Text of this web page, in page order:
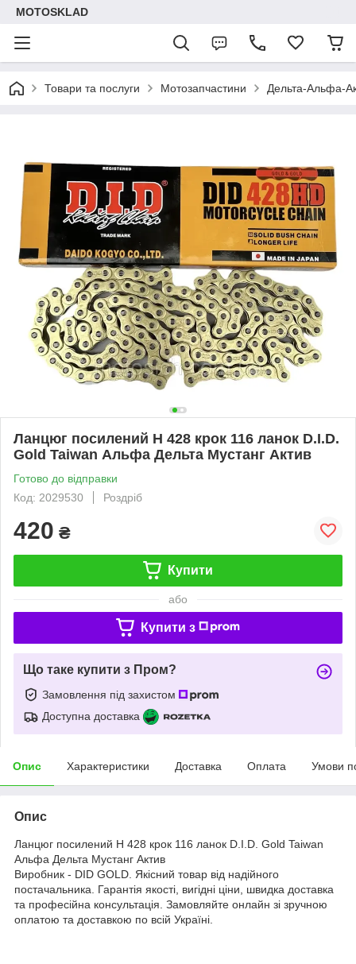
MOTOSKLAD
Товари та послуги Мотозапчастини Дельта-Альфа-
Ланцюг посилений Н 428 крок 116 ланок D.I.D.
Gold Taiwan Альфа Дельта Мустанг Актив
Готово до відправки
Код: 2029530
Роздріб
420 ₴
Купити
або
Купити з
Що таке купити з Пром?
Замовлення під захистом
Доступна доставка
Опис Характеристики Доставка Оплата Умови
Опис
Ланцюг посилений Н 428 крок 116 ланок D.I.D. Gold Taiwan
Альфа Дельта Мустанг Актив
Виробник - DID GOLD. Якісний товар від надійного
постачальника. Гарантія якості, вигідні ціни, швидка доставка
та професійна консультація. Замовляйте онлайн зі зручною
оплатою та доставкою по всій Україні.